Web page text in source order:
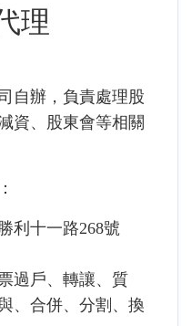
理
自辦，負責處理股
資、股東會等相關
利十一路268號
過戶、轉讓、質
、合併、分割、換